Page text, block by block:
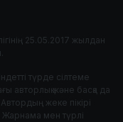
25.05.2017 жылдан
түрде сілтеме
авторлық және басқа да
жеке пікірі
мен түрлі